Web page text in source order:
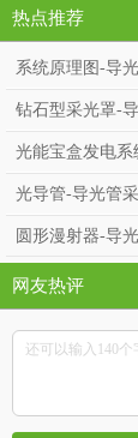
热点推荐
系统原理图-导
钻石型采光罩-
光能宝盒发电系
光导管-导光管
圆形漫射器-导
网友热评